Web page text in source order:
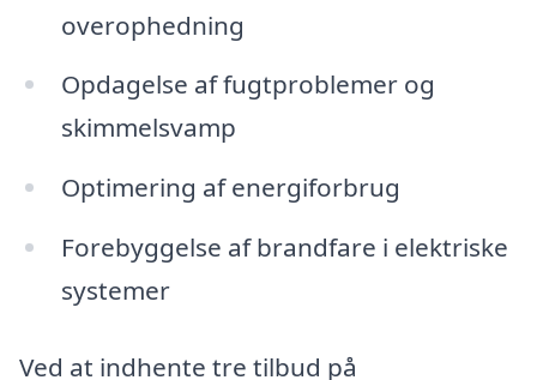
overophedning
Opdagelse af fugtproblemer og
skimmelsvamp
Optimering af energiforbrug
Forebyggelse af brandfare i elektriske
systemer
Ved at indhente tre tilbud på